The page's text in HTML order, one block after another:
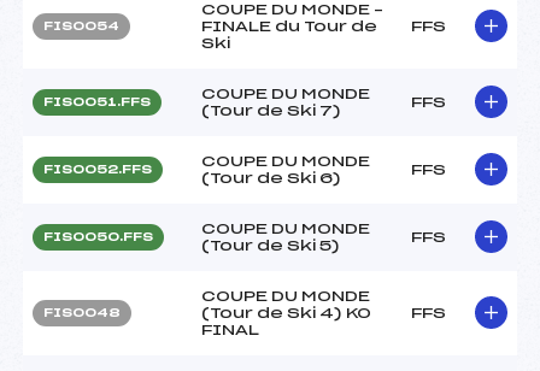
FIS0054
COUPE DU MONDE –
FINALE du Tour de
Ski
FFS
FIS0051.FFS
COUPE DU MONDE
(Tour de Ski 7)
FFS
FIS0052.FFS
COUPE DU MONDE
(Tour de Ski 6)
FFS
FIS0050.FFS
COUPE DU MONDE
(Tour de Ski 5)
FFS
FIS0048
COUPE DU MONDE
(Tour de Ski 4) KO
FINAL
FFS